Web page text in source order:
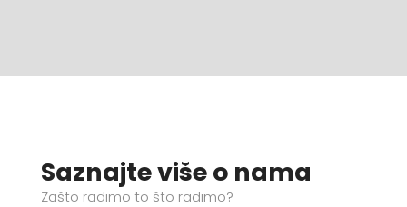
Saznajte više o nama
Zašto radimo to što radimo?